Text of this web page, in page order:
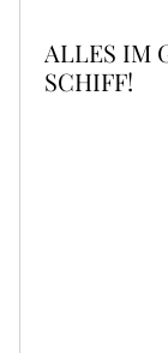
ALLES IM
SCHIFF!